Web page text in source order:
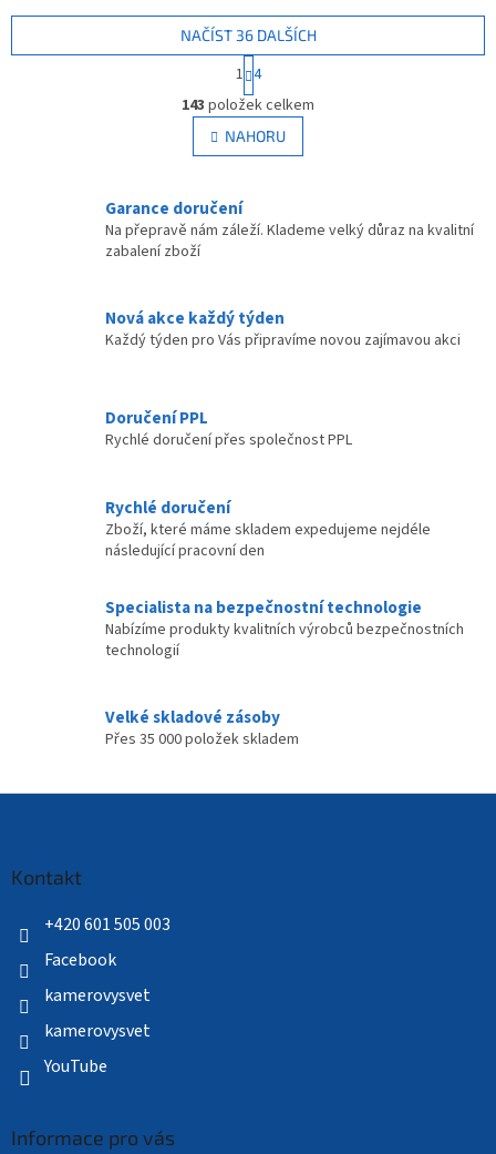
pro vaše data. Díky rozhraní
pro vaše data. Díky rozhraní
USB 3.2 Gen1...
O
v
l
á
c
í
v
k
y
i
s
NAČÍST 36 DALŠÍCH
S
t
r
á
n
k
n
1 4
143 položek celkem
NAHORU
Garance doručení
Na přepravě nám záleží. Klademe velký důraz na kvalitní
zabalení zboží
Nová akce každý týden
Každý týden pro Vás připravíme novou zajímavou akci
Doručení PPL
Rychlé doručení přes společnost PPL
Rychlé doručení
Zboží, které máme skladem expedujeme nejdéle
následující pracovní den
Specialista na bezpečnostní technologie
Nabízíme produkty kvalitních výrobců bezpečnostních
technologií
Velké skladové zásoby
Přes 35 000 položek skladem
Kontakt
+420 601 505 003
Facebook
kamerovysvet
kamerovysvet
YouTube
Informace pro vás